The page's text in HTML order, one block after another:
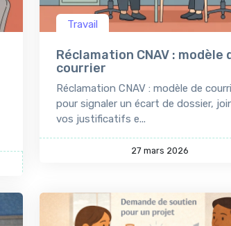
Travail
Réclamation CNAV : modèle
courrier
Réclamation CNAV : modèle de
pour signaler un écart de dossier,
vos justificatifs e...
27 mars 2026